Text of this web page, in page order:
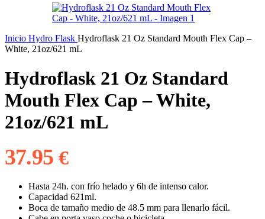
Inicio Hydro Flask Hydroflask 21 Oz Standard Mouth Flex Cap –
White, 21oz/621 mL
Hydroflask 21 Oz Standard
Mouth Flex Cap – White,
21oz/621 mL
37.95€
Hasta 24h. con frío helado y 6h de intenso calor.
Capacidad 621ml.
Boca de tamaño medio de 48.5 mm para llenarlo fácil.